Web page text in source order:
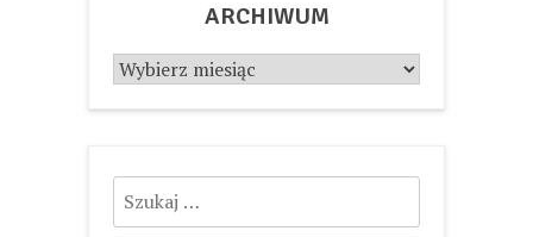
ARCHIWUM
Archiwum
Szukaj: